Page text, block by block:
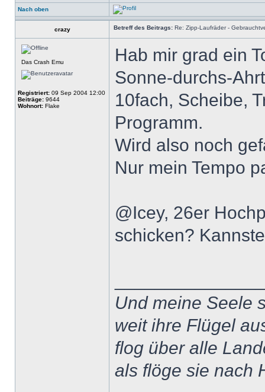
Nach oben
crazy Betreff des Beitrags: Re: Zipp-Laufräder -
Das Crash Emu
Registriert: 09 Sep 2004 12:00
Beiträge: 9644
Wohnort: Flake
Hab mir grad ein
Sonne-durchs-
10fach, Scheibe,
Programm.
Wird also noch
Nur mein Tempo
@Icey, 26er
schicken?
Und meine Seele
weit ihre Flügel
flog über alle
als flöge sie nach